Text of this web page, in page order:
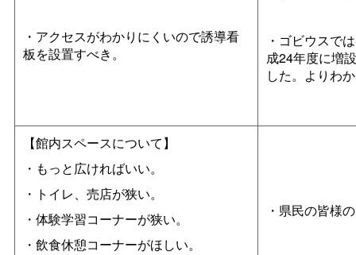
・アクセスがわかりにくいので誘導看
板を設置すべき。
・ゴビウスで
成24年度に増
した。よりわ
【館内スペースについて】
・もっと広ければいい。
・トイレ、売店が狭い。
・体験学習コーナーが狭い。
・飲食休憩コーナーがほしい。
・県民の皆様